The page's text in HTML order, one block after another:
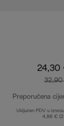
24,30
Preporučena
Uključen PDV u
4,86 €